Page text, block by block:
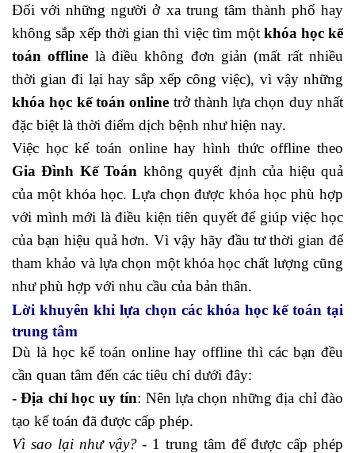
Đối với những người ở xa trung tâm thành phố hay
không sắp xếp thời gian thì việc tìm một khóa học kế
toán offline là điều không đơn giản (mất rất nhiều
thời gian đi lại hay sắp xếp công việc), vì vậy những
khóa học kế toán online trở thành lựa chọn duy nhất
đặc biệt là thời điểm dịch bệnh như hiện nay.
Việc học kế toán online hay hình thức offline theo
Gia Đình Kế Toán không quyết định của hiệu quả
của một khóa học. Lựa chọn được khóa học phù hợp
với mình mới là điều kiện tiên quyết để giúp việc học
của bạn hiệu quả hơn. Vì vậy hãy đầu tư thời gian để
tham khảo và lựa chọn một khóa học chất lượng cũng
như phù hợp với nhu cầu của bản thân.
Lời khuyên khi lựa chọn các khóa học kế toán tại
trung tâm
Dù là học kế toán online hay offline thì các bạn đều
cần quan tâm đến các tiêu chí dưới đây:
- Địa chỉ học uy tín: Nên lựa chọn những địa chỉ đào
tạo kế toán đã được cấp phép.
Vì sao lại như vậy? - 1 trung tâm để được cấp phép